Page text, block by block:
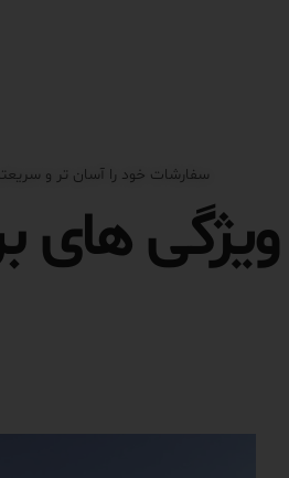
سفارشات خود را آسان تر و
ویژگی های